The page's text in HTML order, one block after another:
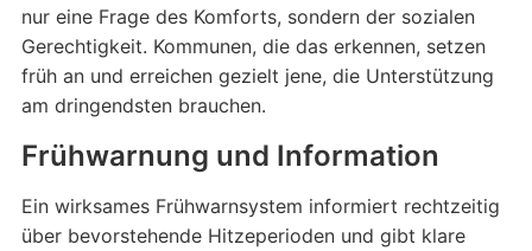
nur eine Frage des Komforts, sondern der sozialen
Gerechtigkeit. Kommunen, die das erkennen, setzen
früh an und erreichen gezielt jene, die Unterstützung
am dringendsten brauchen.
Frühwarnung und Information
Ein wirksames Frühwarnsystem informiert rechtzeitig
über bevorstehende Hitzeperioden und gibt klare